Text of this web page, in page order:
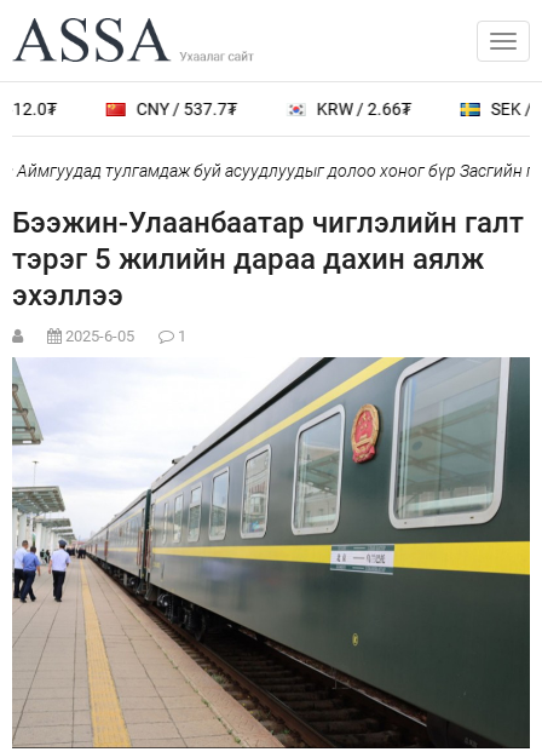
CNY / 537.7₮ KRW / 2.66₮ SEK /
тулгамдаж буй асуудлуудыг долоо хоног бүр Засгийн
Бээжин-Улаанбаатар чиглэлийн галт
тэрэг 5 жилийн дараа дахин аялж
эхэллээ
2025-6-05 1